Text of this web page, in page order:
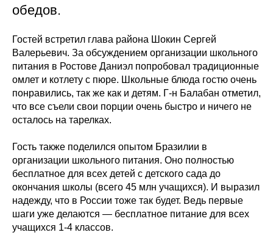
обедов.
Гостей встретил глава района Шокин Сергей
Валерьевич. За обсуждением организации школьного
питания в Ростове Даниэл попробовал традиционные
омлет и котлету с пюре. Школьные блюда гостю очень
понравились, так же как и детям. Г-н Балабан отметил,
что все съели свои порции очень быстро и ничего не
осталось на тарелках.
Гость также поделился опытом Бразилии в
организации школьного питания. Оно полностью
бесплатное для всех детей с детского сада до
окончания школы (всего 45 млн учащихся). И выразил
надежду, что в России тоже так будет. Ведь первые
шаги уже делаются — бесплатное питание для всех
учащихся 1-4 классов.